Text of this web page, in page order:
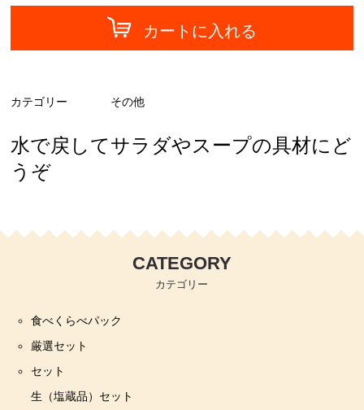
カートに入れる
カテゴリー その他
水で戻してサラダやスープの具材にど
うぞ
CATEGORY
カテゴリー
食べくらべパック
厳選セット
セット
生（塩蔵品）セット